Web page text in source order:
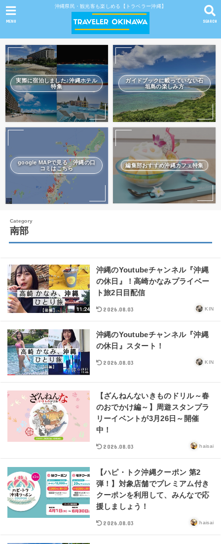
沖縄県民・観光客も楽しめる【トラベラー沖縄】
SEARCH
MENU
実際に宿泊しました♪沖縄ホテル
特集
ガイドブックに載っていない石
垣島の楽しみ方
google MAPで見る 沖縄の口
コミはこちら
編集部おすすめ沖縄カフェ特集
南部
沖縄のYoutubeチャンネル『沖縄
の休日』！高崎かなみプライベー
ト旅2日目配信
2026.08.03 KIN
沖縄のYoutubeチャンネル『沖縄
の休日』スタート！
2026.08.03 KIN
【ざんねんないきものドリル～春
のおでかけ編～】周遊スタンプラ
リーイベントが3月26日～開催
中！
2026.08.03 haisai
【ハピ・トク沖縄クーポン 第2
弾！】対象店舗でプレミアム付き
クーポンを利用して、みんなで応
援しましょう！
2026.08.03 haisai